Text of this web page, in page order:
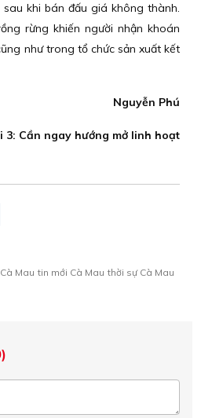
khi bán đấu giá không thành.
rừng khiến người nhận khoán
như trong tổ chức sản xuất kết
Nguyễn Phú
3: Cần ngay hướng mở linh hoạt
Cà Mau tin mới Cà Mau thời sự Cà Mau